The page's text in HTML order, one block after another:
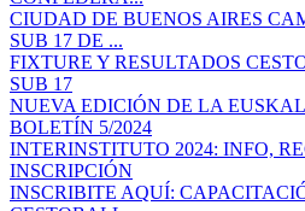
CIUDAD DE BUENOS AIRES
SUB 17 DE ...
FIXTURE Y RESULTADOS
SUB 17
NUEVA EDICIÓN DE LA
BOLETÍN 5/2024
INTERINSTITUTO 2024: INFO,
INSCRIPCIÓN
INSCRIBITE AQUÍ: